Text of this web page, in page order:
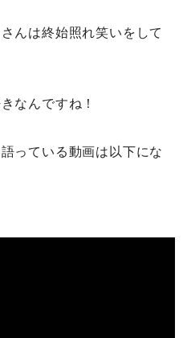
んは終始照れ笑いをして
なんですね！
っている動画は以下にな